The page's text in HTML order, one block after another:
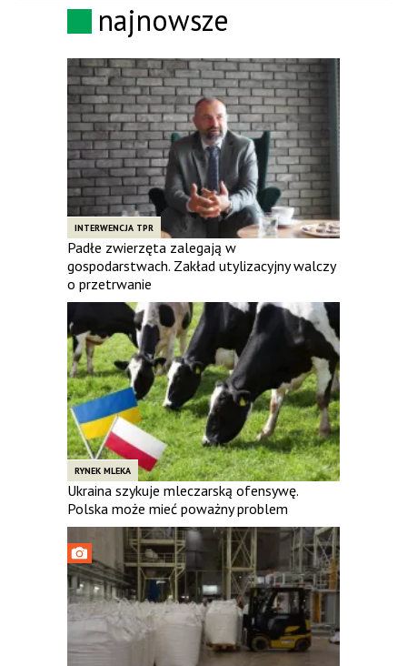
najnowsze
INTERWENCJA TPR
Padłe zwierzęta zalegają w
gospodarstwach. Zakład utylizacyjny walczy
o przetrwanie
RYNEK MLEKA
Ukraina szykuje mleczarską ofensywę.
Polska może mieć poważny problem